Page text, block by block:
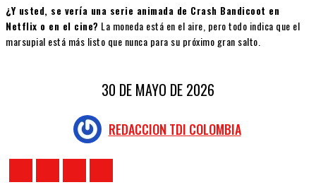
¿Y usted, se vería una serie animada de Crash Bandicoot en
Netflix o en el cine? La moneda está en el aire, pero todo indica que el
marsupial está más listo que nunca para su próximo gran salto.
30 DE MAYO DE 2026
REDACCION TDI COLOMBIA